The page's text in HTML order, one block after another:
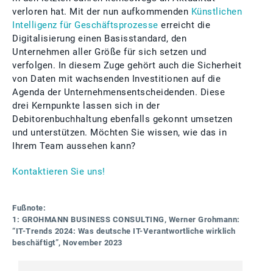
verloren hat. Mit der nun aufkommenden Künstlichen
Intelligenz für Geschäftsprozesse erreicht die
Digitalisierung einen Basisstandard, den
Unternehmen aller Größe für sich setzen und
verfolgen. In diesem Zuge gehört auch die Sicherheit
von Daten mit wachsenden Investitionen auf die
Agenda der Unternehmensentscheidenden. Diese
drei Kernpunkte lassen sich in der
Debitorenbuchhaltung ebenfalls gekonnt umsetzen
und unterstützen. Möchten Sie wissen, wie das in
Ihrem Team aussehen kann?
Kontaktieren Sie uns!
Fußnote:
1: GROHMANN BUSINESS CONSULTING, Werner Grohmann:
“IT-Trends 2024: Was deutsche IT-Verantwortliche wirklich
beschäftigt”, November 2023